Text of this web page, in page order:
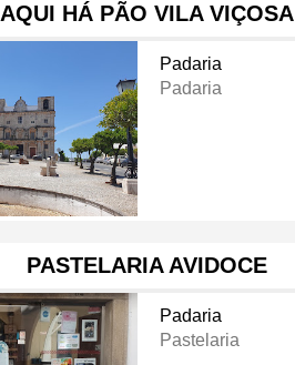
AQUI HÁ PÃO VILA VIÇOSA
Padaria
Padaria
PASTELARIA AVIDOCE
Padaria
Pastelaria